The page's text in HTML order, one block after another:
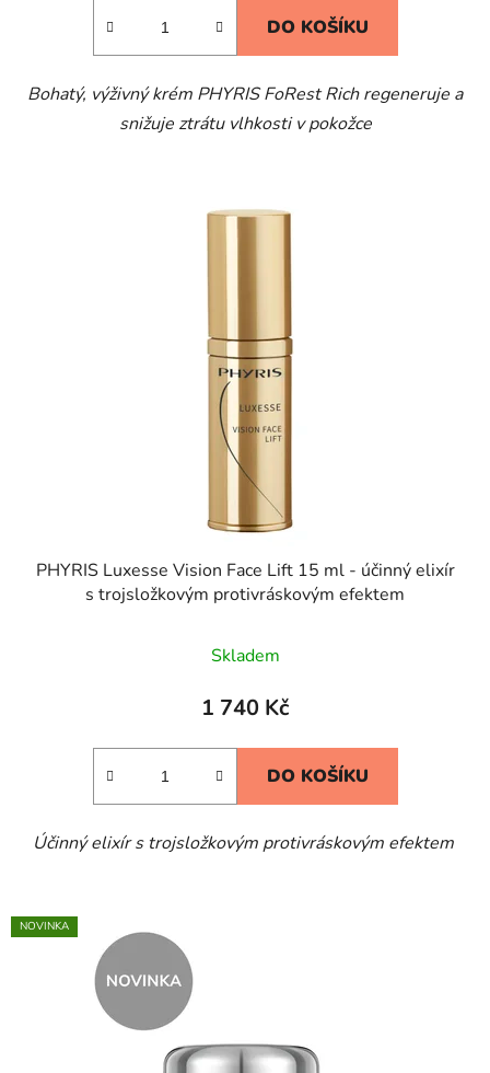
DO KOŠÍKU
Bohatý, výživný krém PHYRIS FoRest Rich regeneruje a
snižuje ztrátu vlhkosti v pokožce
PHYRIS Luxesse Vision Face Lift 15 ml - účinný elixír
s trojsložkovým protivráskovým efektem
Skladem
1 740 Kč
DO KOŠÍKU
Účinný elixír s trojsložkovým protivráskovým efektem
NOVINKA